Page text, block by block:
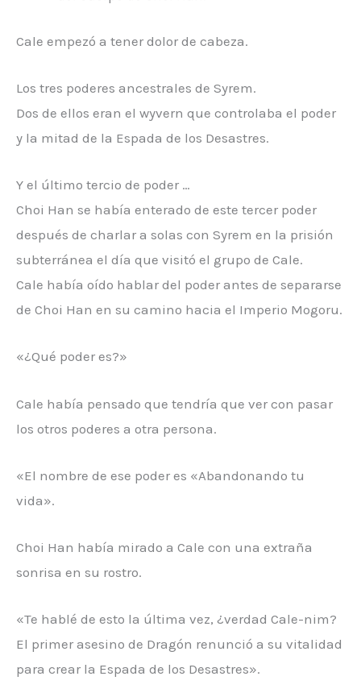
Cale empezó a tener dolor de cabeza.
Los tres poderes ancestrales de Syrem.
Dos de ellos eran el wyvern que controlaba el poder
y la mitad de la Espada de los Desastres.
Y el último tercio de poder …
Choi Han se había enterado de este tercer poder
después de charlar a solas con Syrem en la prisión
subterránea el día que visitó el grupo de Cale.
Cale había oído hablar del poder antes de separarse
de Choi Han en su camino hacia el Imperio Mogoru.
«¿Qué poder es?»
Cale había pensado que tendría que ver con pasar
los otros poderes a otra persona.
«El nombre de ese poder es «Abandonando tu
vida».
Choi Han había mirado a Cale con una extraña
sonrisa en su rostro.
«Te hablé de esto la última vez, ¿verdad Cale-nim?
El primer asesino de Dragón renunció a su vitalidad
para crear la Espada de los Desastres».